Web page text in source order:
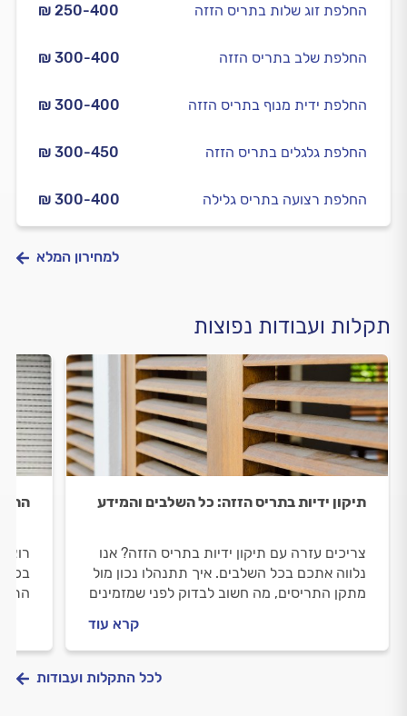
₪ 250-400 החלפת זוג שלות בתריס הזזה
₪ 300-400 החלפת שלב בתריס הזזה
₪ 300-400 החלפת ידית מנוף בתריס הזזה
₪ 300-450 החלפת גלגלים בתריס הזזה
₪ 300-400 החלפת רצועה בתריס גלילה
למחירון המלא
תקלות ועבודות נפוצות
תיקון ידיות בתריס הזזה: כל השלבים והמידע
צריכים עזרה עם תיקון ידיות בתריס הזזה? אנו
נלווה אתכם בכל השלבים. איך תתנהלו נכון מול
מתקן התריסים, מה חשוב לבדוק לפני שמזמינים
קרא עוד
בכל
לכל התקלות ועבודות